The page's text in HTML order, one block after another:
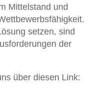
Mittelstand und
setzen, sind
der
über diesen Link: